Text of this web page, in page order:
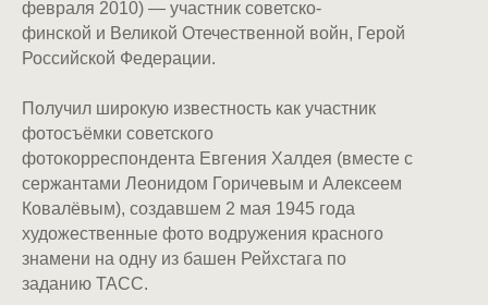
февраля 2010) — участник советско-
финской и Великой Отечественной войн, Герой
Российской Федерации.
Получил широкую известность как участник
фотосъёмки советского
фотокорреспондента Евгения Халдея (вместе с
сержантами Леонидом Горичевым и Алексеем
Ковалёвым), создавшем 2 мая 1945 года
художественные фото водружения красного
знамени на одну из башен Рейхстага по
заданию ТАСС.